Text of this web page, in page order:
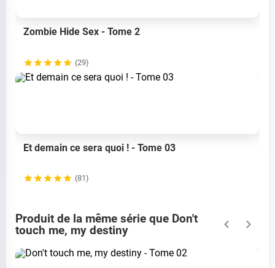
Zombie Hide Sex - Tome 2
(29)
Et demain ce sera quoi ! - Tome 03
(81)
Produit de la même série que Don't
touch me, my destiny